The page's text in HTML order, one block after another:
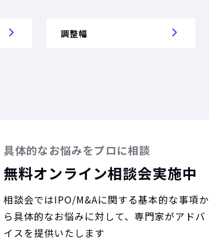
調整幅
具体的なお悩みをプロに相談
無料オンライン相談会実施中
相談会ではIPO/M&Aに関する基本的な事項か
ら具体的なお悩みに対して、専門家がアドバ
イスを提供いたします